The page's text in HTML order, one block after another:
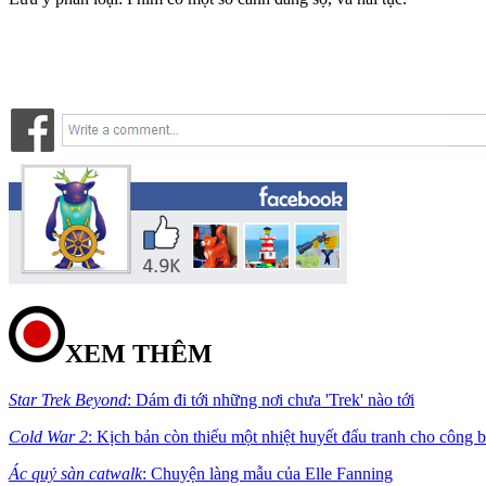
XEM THÊM
Star Trek Beyond: Dám đi tới những nơi chưa 'Trek' nào tới
Cold War 2: Kịch bản còn thiếu một nhiệt huyết đấu tranh cho công
Ác quỷ sàn catwalk: Chuyện làng mẫu của Elle Fanning